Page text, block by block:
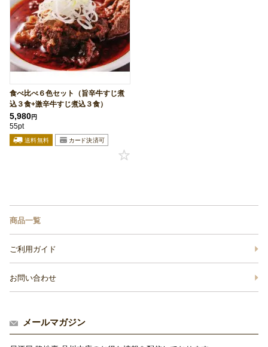
食べ比べ６色セット（旨辛牛すじ煮
込３食+激辛牛すじ煮込３食）
5,980円
55pt
商品一覧
ご利用ガイド
お問い合わせ
メールマガジン